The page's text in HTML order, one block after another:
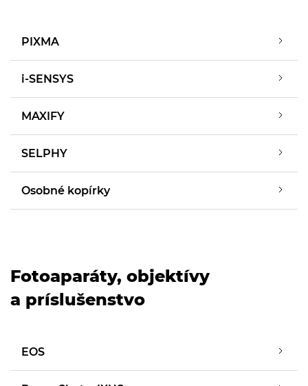
Ďalšie produkty
PIXMA
i-SENSYS
MAXIFY
SELPHY
Osobné kopírky
Fotoaparáty, objektívy
a príslušenstvo
EOS